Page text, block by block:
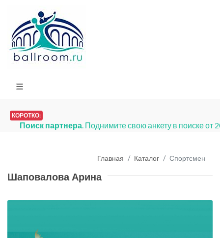
КОРОТКО:
Поиск партнера. Поднимите свою анкету в поиске от
Главная Каталог Спортсмен
Шаповалова Арина